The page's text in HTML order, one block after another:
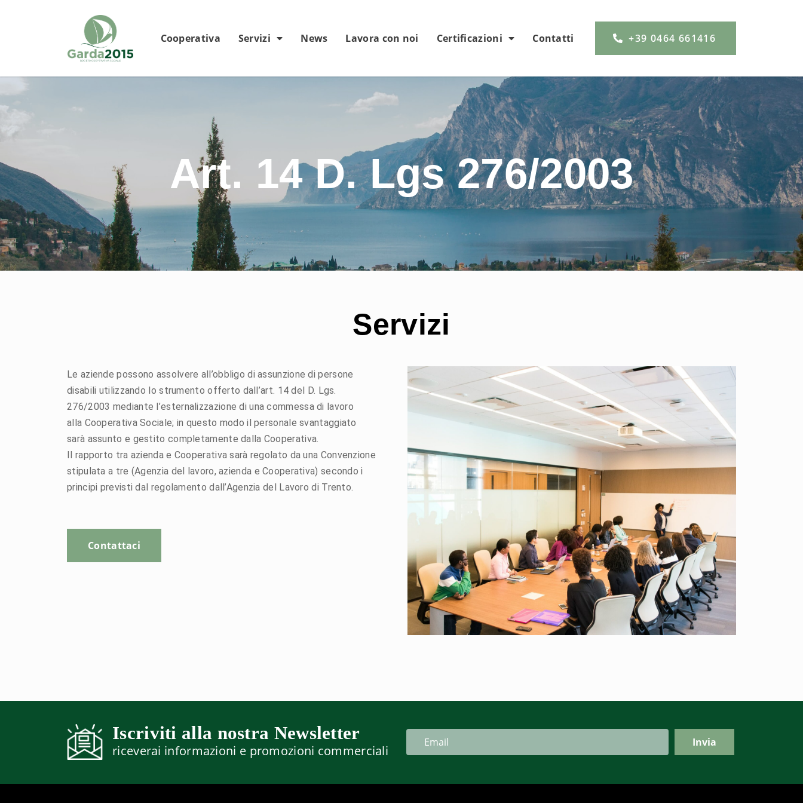
Cooperativa Servizi News Lavora con noi Certificazioni Contatti +39 0464 661416
Art. 14 D. Lgs 276/2003
Servizi
Le aziende possono assolvere all’obbligo di assunzione di persone
disabili utilizzando lo strumento offerto dall’art. 14 del D. Lgs.
276/2003 mediante l’esternalizzazione di una commessa di lavoro
alla Cooperativa Sociale; in questo modo il personale svantaggiato
sarà assunto e gestito completamente dalla Cooperativa.
Il rapporto tra azienda e Cooperativa sarà regolato da una Convenzione
stipulata a tre (Agenzia del lavoro, azienda e Cooperativa) secondo i
principi previsti dal regolamento dall’Agenzia del Lavoro di Trento.
Contattaci
Iscriviti alla nostra Newsletter
riceverai informazioni e promozioni commerciali